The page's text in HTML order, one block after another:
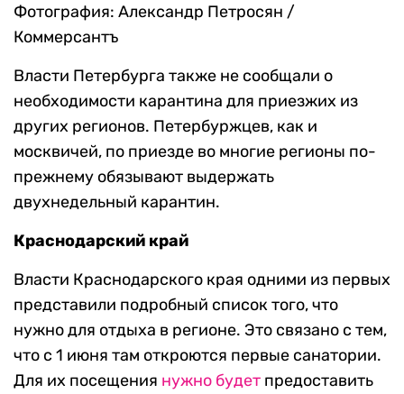
Фотография: Александр Петросян /
Коммерсантъ
Власти Петербурга также не сообщали о
необходимости карантина для приезжих из
других регионов. Петербуржцев, как и
москвичей, по приезде во многие регионы по-
прежнему обязывают выдержать
двухнедельный карантин.
Краснодарский край
Власти Краснодарского края одними из первых
представили подробный список того, что
нужно для отдыха в регионе. Это связано с тем,
что с 1 июня там откроются первые санатории.
Для их посещения нужно будет предоставить